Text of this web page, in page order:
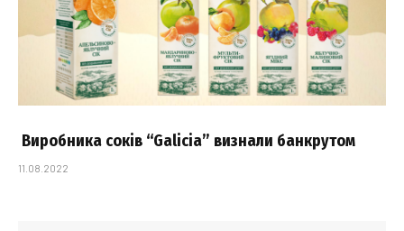
Виробника соків “Galicia” визнали банкрутом
11.08.2022